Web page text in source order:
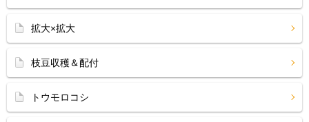
拡大×拡大
枝豆収穫＆配付
トウモロコシ